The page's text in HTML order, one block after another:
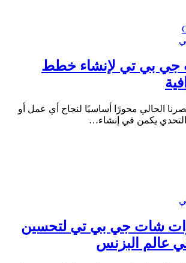
جي بي تي لإنشاء خطط
الحالي محورًا أساسيًا لنجاح أي عمل أو
يكمن في إنشاء…
شات جي بي تي لتحسين
عالم البزنس